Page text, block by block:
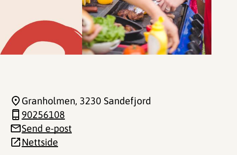
Granholmen, 3230 Sandefjord
90256108
Send e-post
Nettside